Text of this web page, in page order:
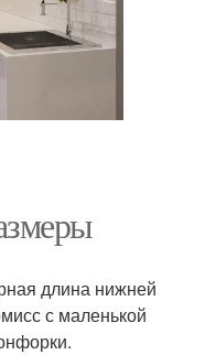
длина нижней
с маленькой